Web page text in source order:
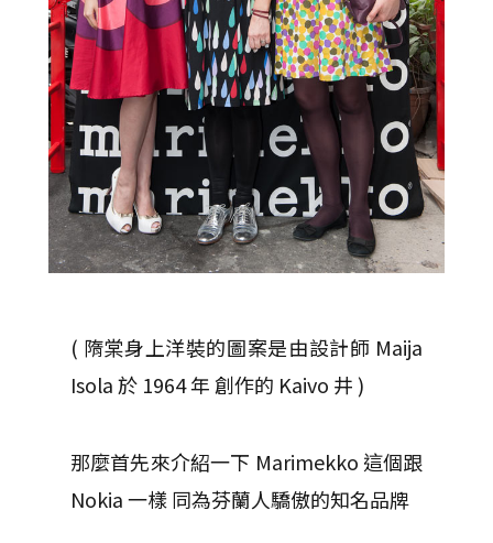
( 隋棠身上洋裝的圖案是由設計師 ​Maija
Isola 於 1964 年 創作的 ​​Kaivo 井 )
那麼首先來介紹一下 Marimekko 這個跟
Nokia 一樣 同為芬蘭人驕傲的知名品牌